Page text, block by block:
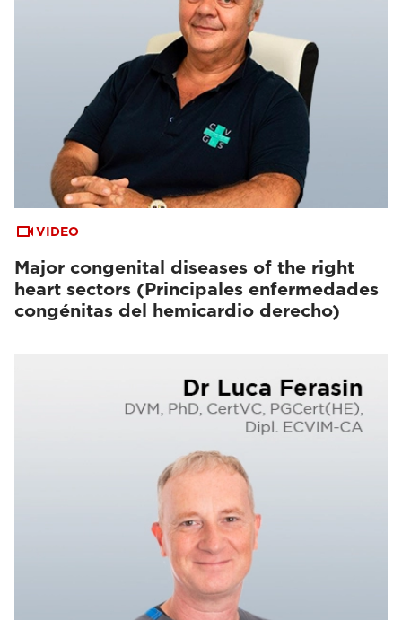
VIDEO
Major congenital diseases of the right
heart sectors (Principales enfermedades
congénitas del hemicardio derecho)